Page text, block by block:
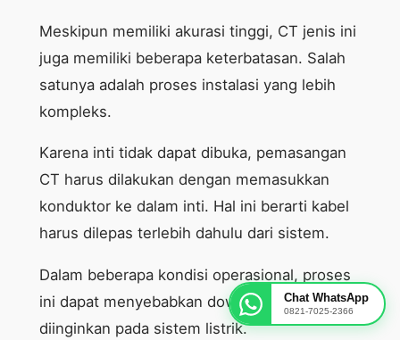
Chat WhatsApp
0821-7025-2366
Meskipun memiliki akurasi tinggi, CT jenis ini
juga memiliki beberapa keterbatasan. Salah
satunya adalah proses instalasi yang lebih
kompleks.
Karena inti tidak dapat dibuka, pemasangan
CT harus dilakukan dengan memasukkan
konduktor ke dalam inti. Hal ini berarti kabel
harus dilepas terlebih dahulu dari sistem.
Dalam beberapa kondisi operasional, proses
ini dapat menyebabkan downtime yang tidak
diinginkan pada sistem listrik.